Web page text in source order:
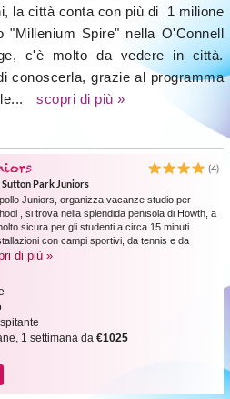
la città conta con più di 1 milione
"Millenium Spire" nella O'Connell
c'è molto da vedere in città.
conoscerla, grazie al programma
scopri di più »
(4)
Park Juniors
Juniors, organizza vacanze studio per
, si trova nella splendida penisola di Howth, a
sicura per gli studenti a circa 15 minuti
con campi sportivi, da tennis e da
di più »
1 settimana da €1025